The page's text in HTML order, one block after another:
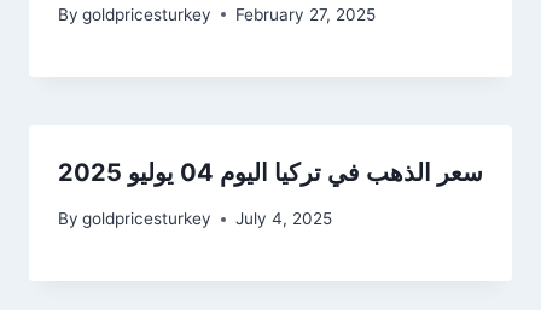
By goldpricesturkey February 27, 2025
سعر الذهب في تركيا اليوم 04 يوليو 2025
By goldpricesturkey July 4, 2025